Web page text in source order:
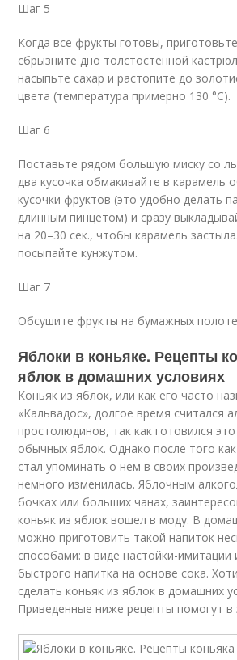
Шаг 5
Когда все фрукты готовы,
сбрызните дно толстостенной
насыпьте сахар и растопите до
цвета (температура примерно 130 °С).
Шаг 6
Поставьте рядом большую миску со
два кусочка обмакивайте в карамель
кусочки фруктов (это удобно делать
длинным пинцетом) и сразу
на 20–30 сек., чтобы карамель
посыпайте кунжутом.
Шаг 7
Обсушите фрукты на бумажных
Яблоки в коньяке. Рецепты
яблок в домашних условиях
Коньяк из яблок, или как его часто
«Кальвадос», долгое время считался
простолюдинов, так как готовился
обычных яблок. Однако после того
стал упоминать о нем в своих
немного изменилась. Яблочным
бочках или больших чанах,
коньяк из яблок вошел в моду. В
можно приготовить такой напиток
способами: в виде настойки-
быстрого напитка на основе сока.
сделать коньяк из яблок в домашних
Приведенные ниже рецепты помогут в